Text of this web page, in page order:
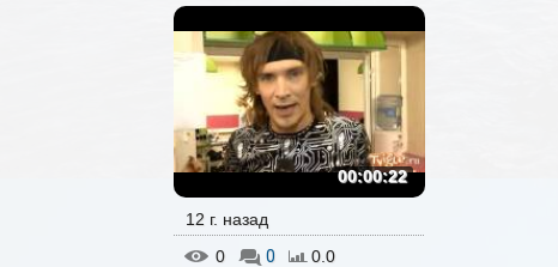
00:00:22
12 г. назад
0
0 0.0